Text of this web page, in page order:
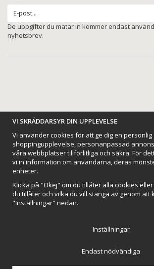
De uppgifter du matar in kommer endast
nyhetsbrev.
BETALNINGSALTERNATIV
VI SKICKAR MED
VI SKRÄDDARSYR DIN UPPLEVELSE
Vi använder cookies för att ge dig en personlig
shoppingupplevelse, personanpassad
våra webbplatser tillförlitliga och säkra. För
vi in information om användarna, deras
enheter.
Klicka på "Okej" om du tillåter alla cookies
du tillåter och vilka du vill stänga av genom att
"Inställningar" nedan.
Inställningar
Endast nödvändiga